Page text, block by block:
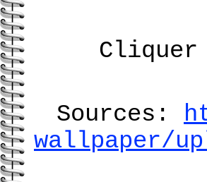
Sources:
wallpaper/